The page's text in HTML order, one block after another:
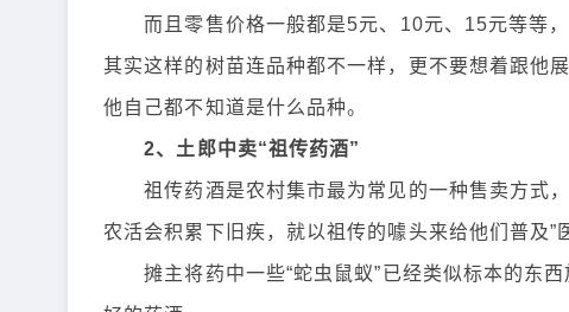
而且零售价格一般都是5元、10元、15元等等，
其实这样的树苗连品种都不一样，更不要想着跟他
他自己都不知道是什么品种。
2、土郎中卖“祖传药酒”
祖传药酒是农村集市最为常见的一种售卖方式，
农活会积累下旧疾，就以祖传的噱头来给他们普及”
摊主将药中一些“蛇虫鼠蚁”已经类似标本的东西